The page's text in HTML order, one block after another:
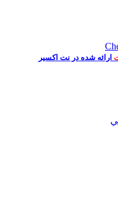
ارائه شده در نت اکسیر